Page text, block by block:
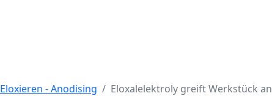
Eloxieren - Anodising Eloxalelektroly greift Werkstück an